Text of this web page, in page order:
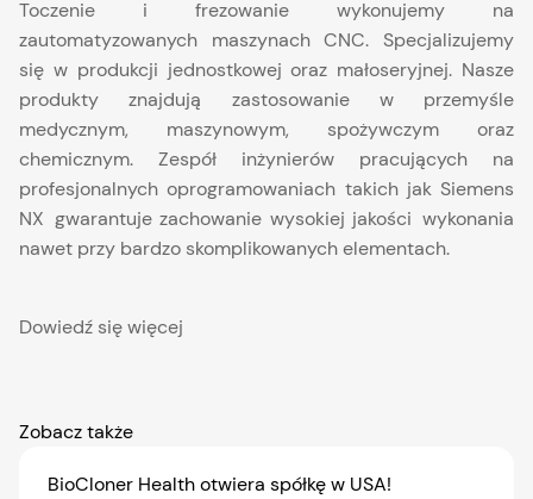
Toczenie i frezowanie wykonujemy na
zautomatyzowanych maszynach CNC. Specjalizujemy
się w produkcji jednostkowej oraz małoseryjnej. Nasze
produkty znajdują zastosowanie w przemyśle
medycznym, maszynowym, spożywczym oraz
chemicznym. Zespół inżynierów pracujących na
profesjonalnych oprogramowaniach takich jak Siemens
NX gwarantuje zachowanie wysokiej jakości wykonania
nawet przy bardzo skomplikowanych elementach.
Dowiedź się więcej
Zobacz także
BioCloner Health otwiera spółkę w USA!